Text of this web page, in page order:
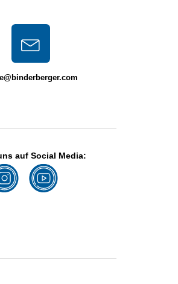
auf Social Media: